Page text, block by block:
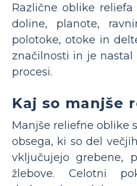
Različne oblike
doline, planote,
polotoke, otoke in
značilnosti in je
procesi.
Kaj so manjše
Manjše reliefne oblike
obsega, ki so del
vključujejo grebene,
žlebove. Celotni